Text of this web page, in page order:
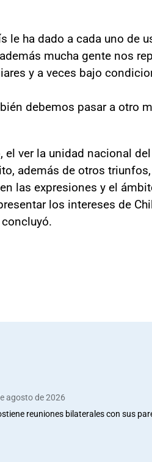
ha dado a cada uno de
mucha gente nos
y a veces bajo
debemos pasar a otro
el ver la unidad nacional
además de otros
las expresiones y el
los intereses de
agosto de 2026
reuniones bilaterales con sus